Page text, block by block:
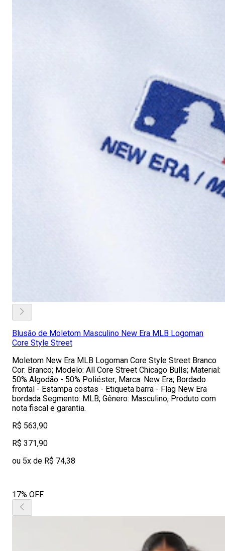
Blusão de Moletom Masculino New Era MLB Logoman
Core Style Street
Moletom New Era MLB Logoman Core Style Street Branco
Cor: Branco; Modelo: All Core Street Chicago Bulls; Material:
50% Algodão - 50% Poliéster; Marca: New Era; Bordado
frontal - Estampa costas - Etiqueta barra - Flag New Era
bordada Segmento: MLB; Gênero: Masculino; Produto com
nota fiscal e garantia.
R$ 563,90
R$ 371,90
ou 5x de R$ 74,38
17% OFF